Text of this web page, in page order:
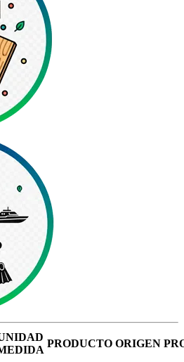
PRODUCTO ORIGEN